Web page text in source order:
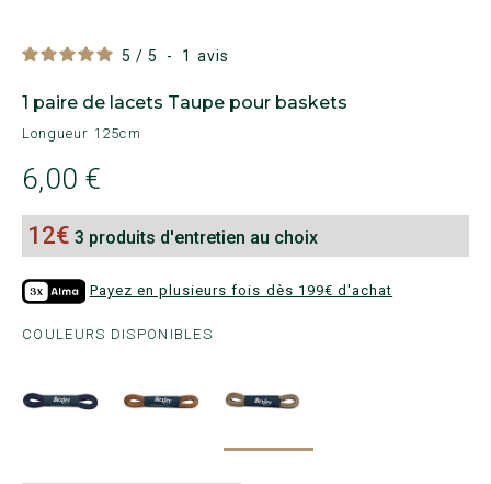
5 / 5 - 1 avis
1 paire de lacets Taupe pour baskets
Longueur 125cm
6,00 €
12€ 3 produits d'entretien au choix
Payez en plusieurs fois dès 199€ d'achat
COULEURS DISPONIBLES